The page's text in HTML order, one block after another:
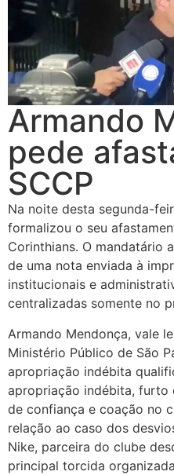
Armando
pede
SCCP
Na noite desta segunda-
formalizou o seu
Corinthians. O mandatário
de uma nota enviada à
institucionais e
centralizadas somente no
Armando Mendonça, vale
Ministério Público de São
apropriação indébita
apropriação indébita, furto
de confiança e coação no
relação ao caso dos
Nike, parceira do clube
principal torcida